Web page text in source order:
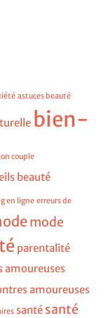
astuces beauté
bien-
couple
beauté
en ligne erreurs de
mode
parentalité
amoureuses
amoureuses
santé santé